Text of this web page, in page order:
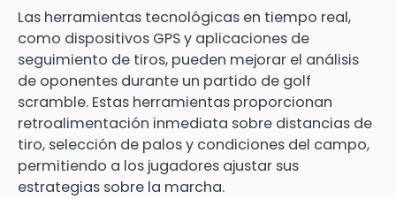
Las herramientas tecnológicas en tiempo real,
como dispositivos GPS y aplicaciones de
seguimiento de tiros, pueden mejorar el análisis
de oponentes durante un partido de golf
scramble. Estas herramientas proporcionan
retroalimentación inmediata sobre distancias de
tiro, selección de palos y condiciones del campo,
permitiendo a los jugadores ajustar sus
estrategias sobre la marcha.